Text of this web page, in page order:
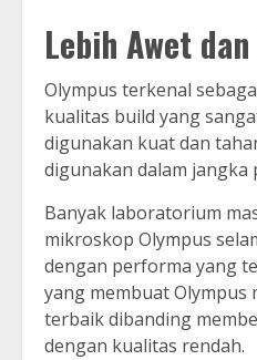
Lebih Awet
Olympus terkenal
kualitas build yang
digunakan kuat dan
digunakan dalam jangka
Banyak laboratorium
mikroskop Olympus
dengan performa yang
yang membuat Olympus
terbaik dibanding
dengan kualitas rendah.